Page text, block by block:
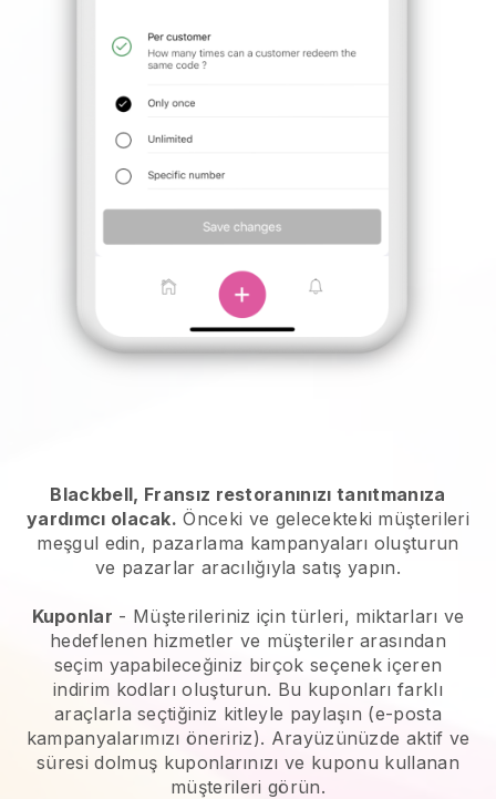
Blackbell, Fransız restoranınızı tanıtmanıza
yardımcı olacak. Önceki ve gelecekteki müşterileri
meşgul edin, pazarlama kampanyaları oluşturun
ve pazarlar aracılığıyla satış yapın.
Kuponlar - Müşterileriniz için türleri, miktarları ve
hedeflenen hizmetler ve müşteriler arasından
seçim yapabileceğiniz birçok seçenek içeren
indirim kodları oluşturun. Bu kuponları farklı
araçlarla seçtiğiniz kitleyle paylaşın (e-posta
kampanyalarımızı öneririz). Arayüzünüzde aktif ve
süresi dolmuş kuponlarınızı ve kuponu kullanan
müşterileri görün.